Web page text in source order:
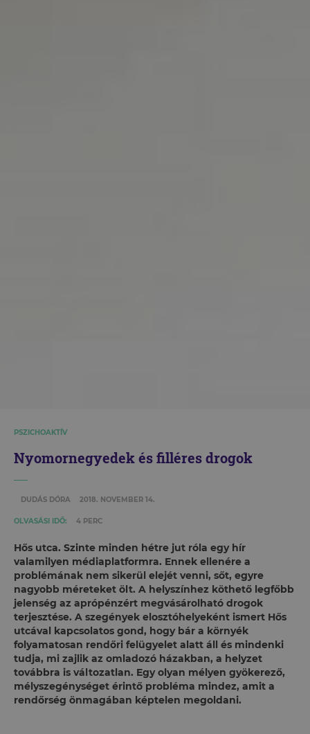
PSZICHOAKTÍV
Nyomornegyedek és filléres drogok
DUDÁS DÓRA 2018. NOVEMBER 14.
OLVASÁSI IDŐ: 4 PERC
Hős utca. Szinte minden hétre jut róla egy hír
valamilyen médiaplatformra. Ennek ellenére a
problémának nem sikerül elejét venni, sőt, egyre
nagyobb méreteket ölt. A helyszínhez köthető legfőbb
jelenség az aprópénzért megvásárolható drogok
terjesztése. A szegények elosztóhelyeként ismert Hős
utcával kapcsolatos gond, hogy bár a környék
folyamatosan rendőri felügyelet alatt áll és mindenki
tudja, mi zajlik az omladozó házakban, a helyzet
továbbra is változatlan. Egy olyan mélyen gyökerező,
mélyszegénységet érintő probléma mindez, amit a
rendőrség önmagában képtelen megoldani.